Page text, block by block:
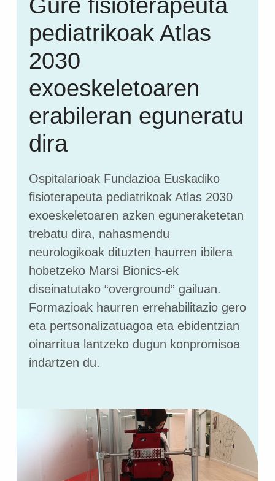
Gure fisioterapeuta
pediatrikoak Atlas
2030
exoeskeletoaren
erabileran eguneratu
dira
Ospitalarioak Fundazioa Euskadiko
fisioterapeuta pediatrikoak Atlas 2030
exoeskeletoaren azken eguneraketetan
trebatu dira, nahasmendu
neurologikoak dituzten haurren ibilera
hobetzeko Marsi Bionics-ek
diseinatutako “overground” gailuan.
Formazioak haurren errehabilitazio gero
eta pertsonalizatuagoa eta ebidentzian
oinarritua lantzeko dugun konpromisoa
indartzen du.